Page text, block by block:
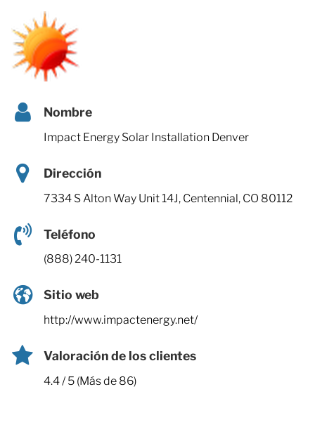
Nombre
Impact Energy Solar Installation Denver
Dirección
7334 S Alton Way Unit 14J, Centennial, CO 80112
Teléfono
(888) 240-1131
Sitio web
http://www.impactenergy.net/
Valoración de los clientes
4.4 / 5 (Más de 86)